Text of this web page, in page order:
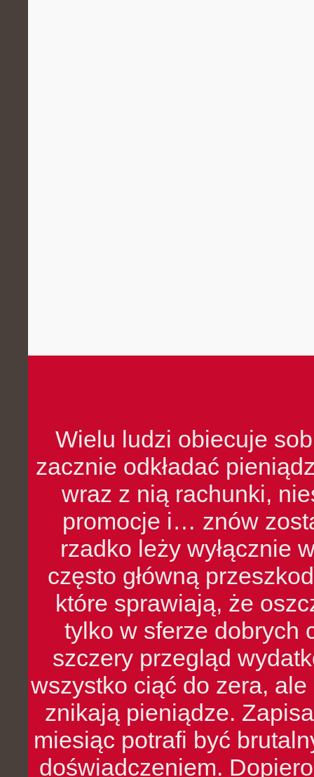
Wielu ludzi obiecuje
zacznie odkładać
wraz z nią rachunki,
promocje i… znów
rzadko leży wyłącznie
często główną
które sprawiają, że
tylko w sferze dobrych
szczery przegląd
wszystko ciąć do zera,
znikają pieniądze.
miesiąc potrafi być
doświadczeniem.